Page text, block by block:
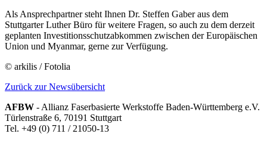
Als Ansprechpartner steht Ihnen Dr. Steffen Gaber aus dem
Stuttgarter Luther Büro für weitere Fragen, so auch zu dem derzeit
geplanten Investitionsschutzabkommen zwischen der Europäischen
Union und Myanmar, gerne zur Verfügung.
© arkilis / Fotolia
Zurück zur Newsübersicht
AFBW - Allianz Faserbasierte Werkstoffe Baden-Württemberg e.V.
Türlenstraße 6, 70191 Stuttgart
Tel. +49 (0) 711 / 21050-13